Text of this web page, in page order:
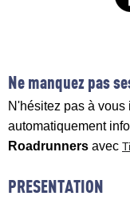
Ne manquez pas
N'hésitez pas à
automatiquement
Roadrunners avec
PRESENTATION